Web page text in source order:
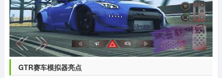
GTR赛车模拟器亮点